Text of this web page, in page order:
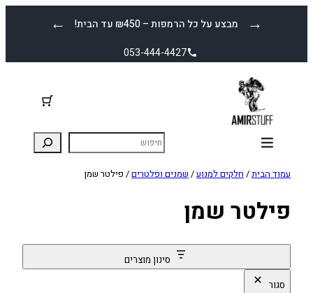
← מבצע על כל הרמפות – ₪450 עד הבית! →
053-444-4427
עמוד הבית/ חלקים למנוע/ שמנים ופלטרים/ פילטר שמן
פילטר שמן
סינון מוצרים
סגור